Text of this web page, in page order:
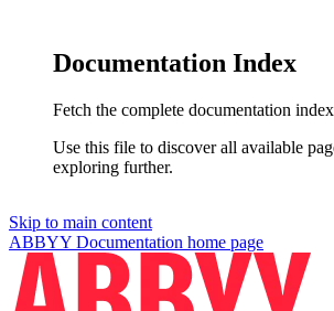
Documentation Index
Fetch the complete documentation
Use this file to discover all available
exploring further.
Skip to main content
ABBYY Documentation home page